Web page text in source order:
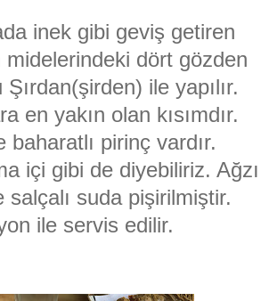
inek gibi geviş getiren
midelerindeki dört gözden
ile yapılır.
en yakın olan kısımdır.
baharatlı pirinç vardır.
içi gibi de diyebiliriz. Ağzı
salçalı suda pişirilmiştir.
ile servis edilir.